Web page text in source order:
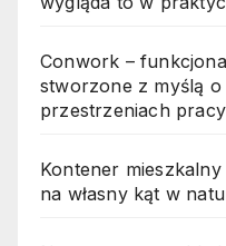
Conwork –
stworzone z myślą
przestrzeniach pracy
Kontener
na własny kąt w